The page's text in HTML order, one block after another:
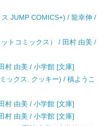
JUMP COMICS+) / 龍幸伸 /
トコミックス） / 田村 由美 /
村 由美 / 小学館 [文庫]
ックス. クッキー) / 槙ようこ
村 由美 / 小学館 [文庫]
村 由美 / 小学館 [文庫]